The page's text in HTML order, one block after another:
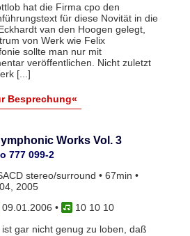
hat die Firma cpo den
für diese Novität in die
van den Hoogen gelegt,
von Werk wie Felix
sollte man nur mit
veröffentlichen. Nicht zuletzt
[...]
Besprechung«
Works Vol. 3
777 099-2
stereo/surround • 67min •
2005
09.01.2006 •
10 10 10
ist gar nicht genug zu loben, daß